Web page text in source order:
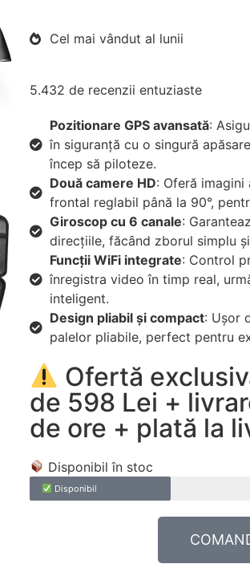
Cel mai vândut al lunii
5.432 de recenzii entuziaste
Pozitionare GPS avansată:
în siguranță cu o singură
încep să piloteze.
Două camere HD: Oferă
frontal reglabil până la 90°,
Giroscop cu 6 canale:
direcțiile, făcând zborul simplu
Funcții WiFi integrate: Control
înregistra video în timp real,
inteligent.
Design pliabil și compact: Ușor
palelor pliabile, perfect pentru
Ofertă
de 598 Lei +
de ore + plată la
Disponibil în stoc
Disponibil